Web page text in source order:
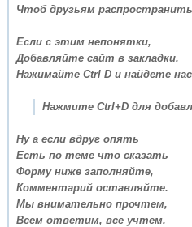
Чтоб друзьям
Если с этим непонятки,
Добавляйте сайт в закладки.
Нажимайте Ctrl D и найдете
Нажмите Ctrl+D для
Ну а если вдруг опять
Есть по теме что сказать
Форму ниже заполняйте,
Комментарий оставляйте.
Мы внимательно прочтем,
Всем ответим, все учтем.